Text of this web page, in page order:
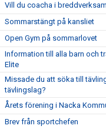
Vill du coacha i
Sommarstängt på kansliet
Open Gym på sommarlovet
Information till alla barn och
Elite
Missade du att söka till
tävlingslag?
Årets förening i Nacka
Brev från sportchefen